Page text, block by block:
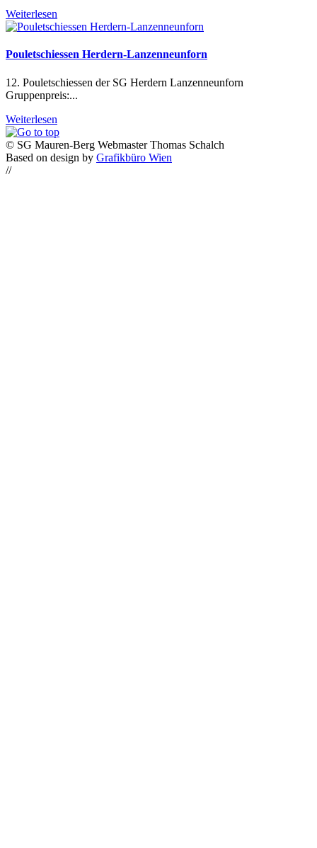
Weiterlesen
Pouletschiessen Herdern-Lanzenneunforn
12. Pouletschiessen der SG Herdern Lanzenneunforn
Gruppenpreis:...
Weiterlesen
© SG Mauren-Berg Webmaster Thomas Schalch
Based on design by Grafikbüro Wien
//